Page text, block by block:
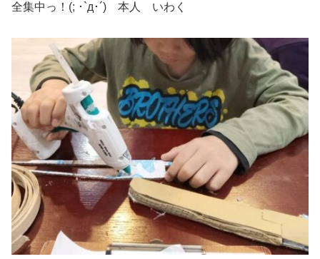
全集中っ！(; ･`д･´) 本人 いわく